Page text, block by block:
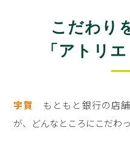
こだわり
「アトリ
宇賀 もともと銀行の店
が、どんなところにこだわ